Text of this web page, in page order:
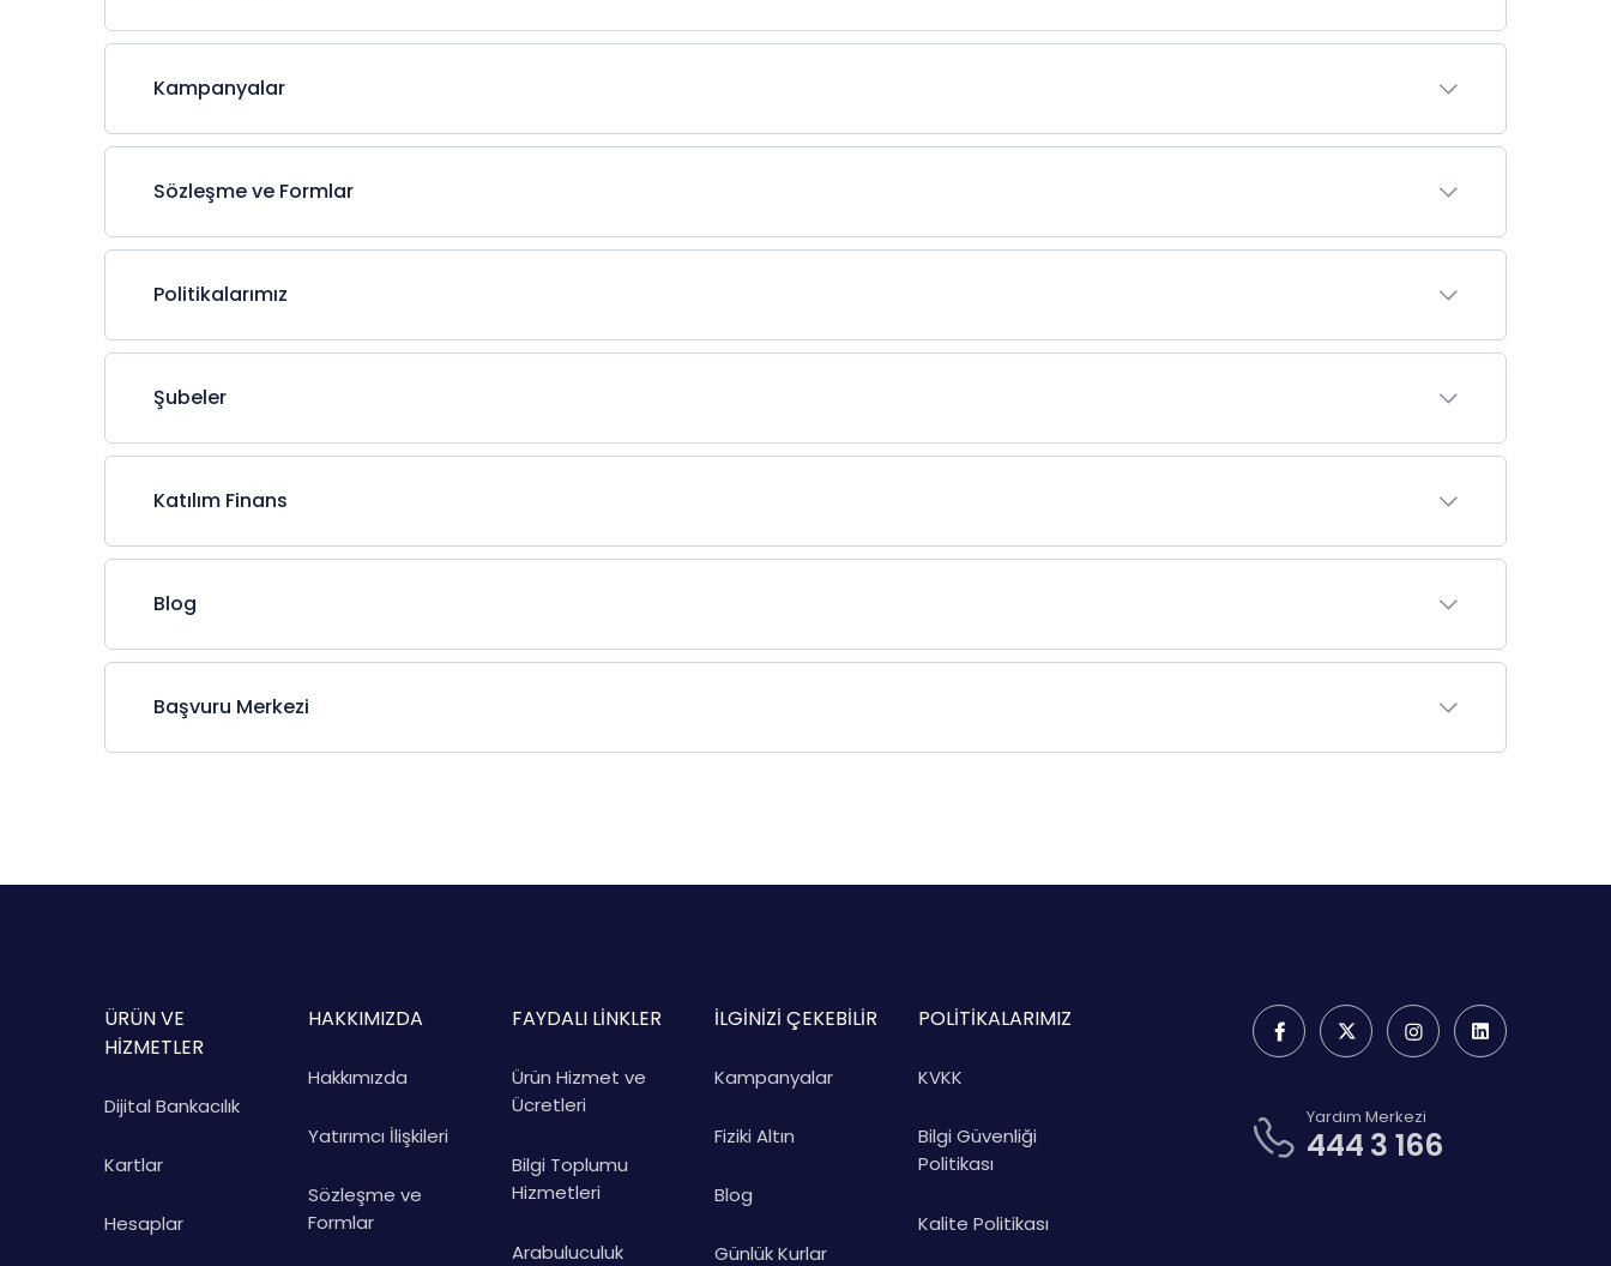
Kampanyalar
Sözleşme ve Formlar
Politikalarımız
Şubeler
Katılım Finans
Blog
Başvuru Merkezi
ÜRÜN VE
HİZMETLER
Dijital Bankacılık
Kartlar
Hesaplar
HAKKIMIZDA
Hakkımızda
Yatırımcı İlişkileri
Sözleşme ve
Formlar
FAYDALI LİNKLER
Ürün Hizmet ve
Ücretleri
Bilgi Toplumu
Hizmetleri
Arabuluculuk
İLGİNİZİ ÇEKEBİLİR
Kampanyalar
Fiziki Altın
Blog
Günlük Kurlar
POLİTİKALARIMIZ
KVKK
Bilgi Güvenliği
Politikası
Kalite Politikası
Yardım Merkezi
444 3 166